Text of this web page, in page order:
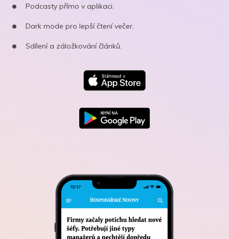
Podcasty přímo v aplikaci.
Dark mode pro lepší čtení večer.
Sdílení a záložkování článků.